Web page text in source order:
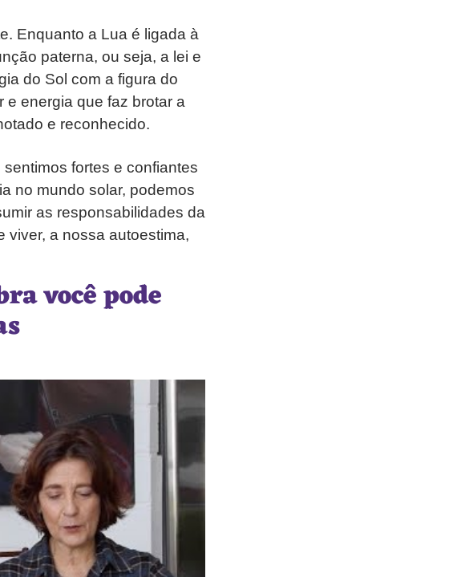
Enquanto a Lua é ligada à
paterna, ou seja, a lei e
do Sol com a figura do
e energia que faz brotar a
e reconhecido.
fortes e confiantes
no mundo solar, podemos
as responsabilidades da
viver, a nossa autoestima,
você pode